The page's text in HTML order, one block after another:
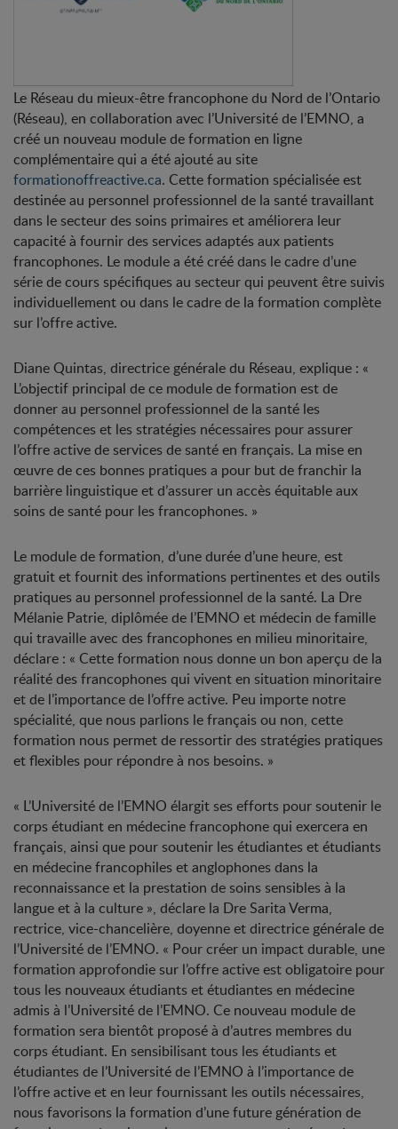
Le Réseau du mieux-être francophone du Nord de l’Ontario
(Réseau), en collaboration avec l’Université de l’EMNO, a
créé un nouveau module de formation en ligne
complémentaire qui a été ajouté au site
formationoffreactive.ca. Cette formation spécialisée est
destinée au personnel professionnel de la santé travaillant
dans le secteur des soins primaires et améliorera leur
capacité à fournir des services adaptés aux patients
francophones. Le module a été créé dans le cadre d’une
série de cours spécifiques au secteur qui peuvent être suivis
individuellement ou dans le cadre de la formation complète
sur l’offre active.
Diane Quintas, directrice générale du Réseau, explique : «
L’objectif principal de ce module de formation est de
donner au personnel professionnel de la santé les
compétences et les stratégies nécessaires pour assurer
l’offre active de services de santé en français. La mise en
œuvre de ces bonnes pratiques a pour but de franchir la
barrière linguistique et d’assurer un accès équitable aux
soins de santé pour les francophones. »
Le module de formation, d’une durée d’une heure, est
gratuit et fournit des informations pertinentes et des outils
pratiques au personnel professionnel de la santé. La Dre
Mélanie Patrie, diplômée de l’EMNO et médecin de famille
qui travaille avec des francophones en milieu minoritaire,
déclare : « Cette formation nous donne un bon aperçu de la
réalité des francophones qui vivent en situation minoritaire
et de l’importance de l’offre active. Peu importe notre
spécialité, que nous parlions le français ou non, cette
formation nous permet de ressortir des stratégies pratiques
et flexibles pour répondre à nos besoins. »
« L’Université de l’EMNO élargit ses efforts pour soutenir le
corps étudiant en médecine francophone qui exercera en
français, ainsi que pour soutenir les étudiantes et étudiants
en médecine francophiles et anglophones dans la
reconnaissance et la prestation de soins sensibles à la
langue et à la culture », déclare la Dre Sarita Verma,
rectrice, vice-chancelière, doyenne et directrice générale de
l’Université de l’EMNO. « Pour créer un impact durable, une
formation approfondie sur l’offre active est obligatoire pour
tous les nouveaux étudiants et étudiantes en médecine
admis à l’Université de l’EMNO. Ce nouveau module de
formation sera bientôt proposé à d’autres membres du
corps étudiant. En sensibilisant tous les étudiants et
étudiantes de l’Université de l’EMNO à l’importance de
l’offre active et en leur fournissant les outils nécessaires,
nous favorisons la formation d’une future génération de